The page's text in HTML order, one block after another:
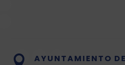
 AYUNTAMIENTO